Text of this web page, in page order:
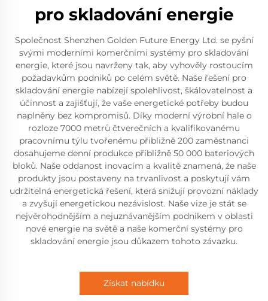
pro skladování energie
Společnost Shenzhen Golden Future Energy Ltd. se pyšní
svými moderními komerčními systémy pro skladování
energie, které jsou navrženy tak, aby vyhověly rostoucím
požadavkům podniků po celém světě. Naše řešení pro
skladování energie nabízejí spolehlivost, škálovatelnost a
účinnost a zajišťují, že vaše energetické potřeby budou
naplněny bez kompromisů. Díky moderní výrobní hale o
rozloze 7000 metrů čtverečních a kvalifikovanému
pracovnímu týlu tvořenému přibližně 200 zaměstnanci
dosahujeme denní produkce přibližně 50 000 bateriových
bloků. Naše oddanost inovacím a kvalitě znamená, že naše
produkty jsou postaveny na trvanlivost a poskytují vám
udržitelná energetická řešení, která snižují provozní náklady
a zvyšují energetickou nezávislost. Naše vize je stát se
nejvěrohodnějším a nejuznávanějším podnikem v oblasti
nové energie na světě a naše komerční systémy pro
skladování energie jsou důkazem tohoto závazku.
Získat nabídku